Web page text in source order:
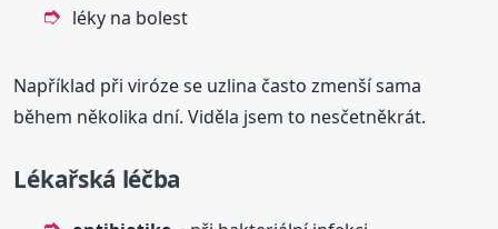
léky na bolest
Například při viróze se uzlina často zmenší sama
během několika dní. Viděla jsem to nesčetněkrát.
Lékařská léčba